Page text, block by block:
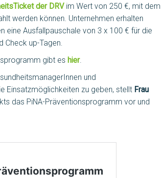
der DRVim Wert von 250 €, mit dem
werden können. Unternehmen erhalten
eine Ausfallpauschale von 3 x 100 € für die
Check up-Tagen.
gibt es hier.
und
Einsatzmöglichkeiten zu geben, stellt Frau
das PiNA-Präventionsprogramm vor und